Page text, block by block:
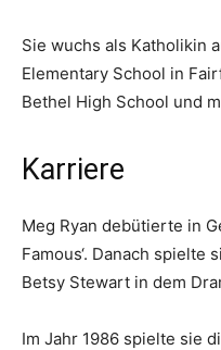
Sie wuchs als Katholikin
Elementary School in
Bethel High School und
Karriere
Meg Ryan debütierte in
Famous‘. Danach spielte
Betsy Stewart in dem
Im Jahr 1986 spielte sie